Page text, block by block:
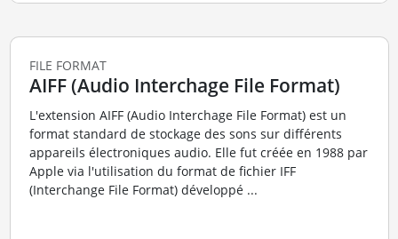
FILE FORMAT
AIFF (Audio Interchage File Format)
L'extension AIFF (Audio Interchage File Format) est un
format standard de stockage des sons sur différents
appareils électroniques audio. Elle fut créée en 1988 par
Apple via l'utilisation du format de fichier IFF
(Interchange File Format) développé ...